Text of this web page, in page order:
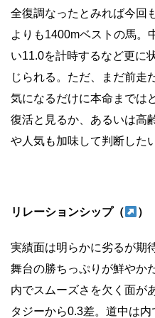
全復調なったとみれば今回
よりも1400mベストの馬。
い11.0を計時するなど更に
じられる。ただ、まだ前走
気になるだけに本命までは
復活と見るか、あるいは高
や人気も加味して判断した
リレーションシップ（ ）
実績面は明らかに劣るが期
舞台の勝ちっぷりが鮮やか
内でスムーズさを欠く面が
タジーから0.3差。道中は